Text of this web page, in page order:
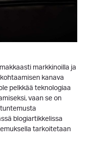
markkinoilla ja
kanava
pelkkää teknologiaa
vaan se on
blogiartikkelissa
tarkoitetaan